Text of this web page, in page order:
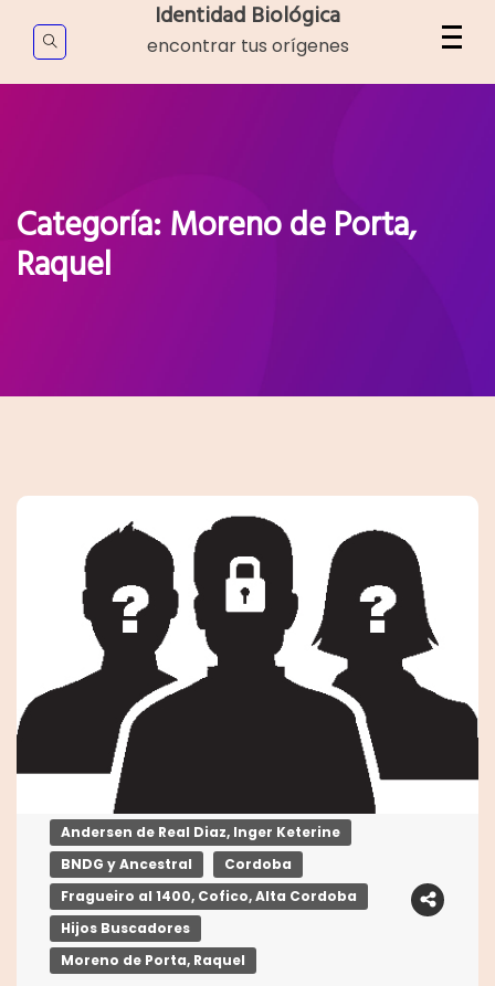
content
Identidad Biológica
encontrar tus orígenes
Categoría:Moreno de Porta,
Raquel
Andersen de Real Diaz, Inger Keterine
BNDG y Ancestral
Cordoba
Fragueiro al 1400, Cofico, Alta Cordoba
Hijos Buscadores
Moreno de Porta, Raquel